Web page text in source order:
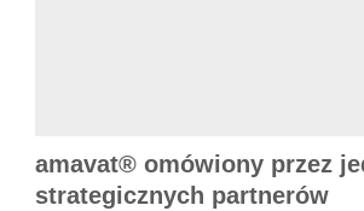
amavat® omówiony przez
strategicznych partnerów